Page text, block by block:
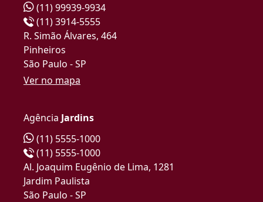
(11) 99939-9934
(11) 3914-5555
R. Simão Álvares, 464
Pinheiros
São Paulo - SP
Ver no mapa
Agência Jardins
(11) 5555-1000
(11) 5555-1000
Al. Joaquim Eugênio de Lima, 1281
Jardim Paulista
São Paulo - SP